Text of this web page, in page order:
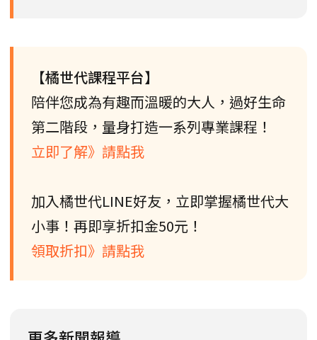
【橘世代課程平台】
陪伴您成為有趣而溫暖的大人，過好生命
第二階段，量身打造一系列專業課程！
立即了解》請點我
加入橘世代LINE好友，立即掌握橘世代大
小事！再即享折扣金50元！
領取折扣》請點我